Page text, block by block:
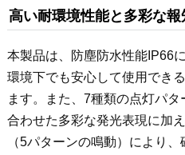
高い耐環境性能と多彩な報
本製品は、防塵防水性能IP66
環境下でも安心して使用でき
ます。また、7種類の点灯パ
合わせた多彩な発光表現に加
（5パターンの鳴動）により